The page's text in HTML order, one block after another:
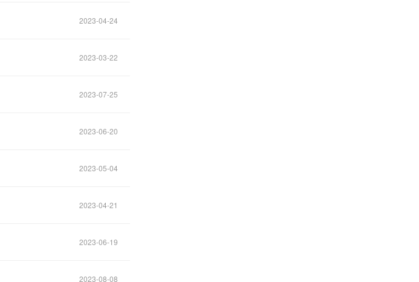
2023-04-24
2023-03-22
2023-07-25
2023-06-20
2023-05-04
2023-04-21
2023-06-19
2023-08-08